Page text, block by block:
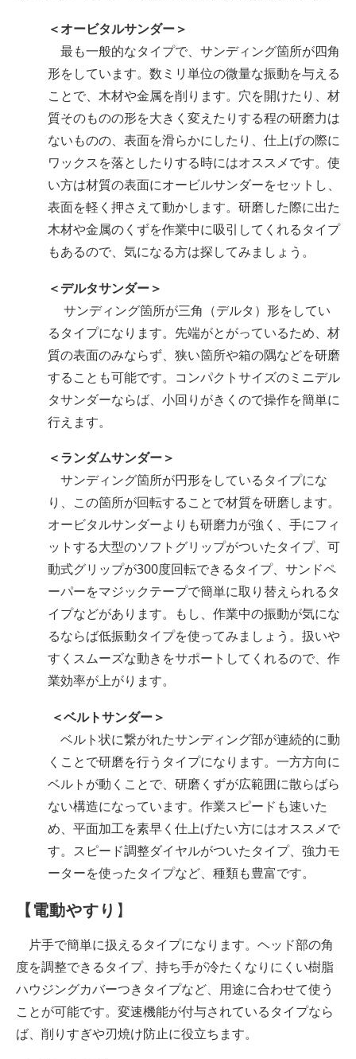
＜オービタルサンダー＞
最も一般的なタイプで、サンディング箇所が四角
形をしています。数ミリ単位の微量な振動を与える
ことで、木材や金属を削ります。穴を開けたり、材
質そのものの形を大きく変えたりする程の研磨力は
ないものの、表面を滑らかにしたり、仕上げの際に
ワックスを落としたりする時にはオススメです。使
い方は材質の表面にオービルサンダーをセットし、
表面を軽く押さえて動かします。研磨した際に出た
木材や金属のくずを作業中に吸引してくれるタイプ
もあるので、気になる方は探してみましょう。
＜デルタサンダー＞
サンディング箇所が三角（デルタ）形をしてい
るタイプになります。先端がとがっているため、材
質の表面のみならず、狭い箇所や箱の隅などを研磨
することも可能です。コンパクトサイズのミニデル
タサンダーならば、小回りがきくので操作を簡単に
行えます。
＜ランダムサンダー＞
サンディング箇所が円形をしているタイプにな
り、この箇所が回転することで材質を研磨します。
オービタルサンダーよりも研磨力が強く、手にフィ
ットする大型のソフトグリップがついたタイプ、可
動式グリップが300度回転できるタイプ、サンドペ
ーパーをマジックテープで簡単に取り替えられるタ
イプなどがあります。もし、作業中の振動が気にな
るならば低振動タイプを使ってみましょう。扱いや
すくスムーズな動きをサポートしてくれるので、作
業効率が上がります。
＜ベルトサンダー＞
ベルト状に繋がれたサンディング部が連続的に動
くことで研磨を行うタイプになります。一方方向に
ベルトが動くことで、研磨くずが広範囲に散らばら
ない構造になっています。作業スピードも速いた
め、平面加工を素早く仕上げたい方にはオススメで
す。スピード調整ダイヤルがついたタイプ、強力モ
ーターを使ったタイプなど、種類も豊富です。
【電動やすり 】
片手で簡単に扱えるタイプになります。ヘッド部の角
度を調整できるタイプ、持ち手が冷たくなりにくい樹脂
ハウジングカバーつきタイプなど、用途に合わせて使う
ことが可能です。変速機能が付与されているタイプなら
ば、削りすぎや刃焼け防止に役立ちます。